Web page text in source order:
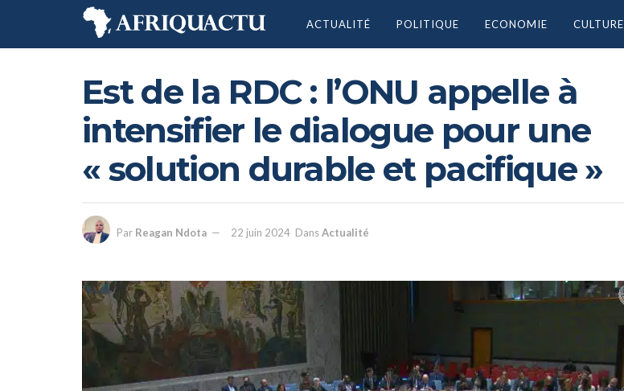
ACTUALITÉ POLITIQUE ECONOMIE CULTURE
Est de la RDC : l’ONU appelle à
intensifier le dialogue pour une
« solution durable et pacifique »
Par Reagan Ndota 22 juin 2024 DansActualité